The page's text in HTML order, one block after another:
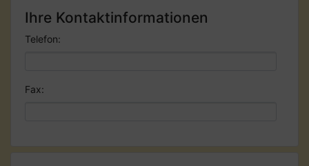
Ihre Kontaktinformationen
Telefon:
Fax: